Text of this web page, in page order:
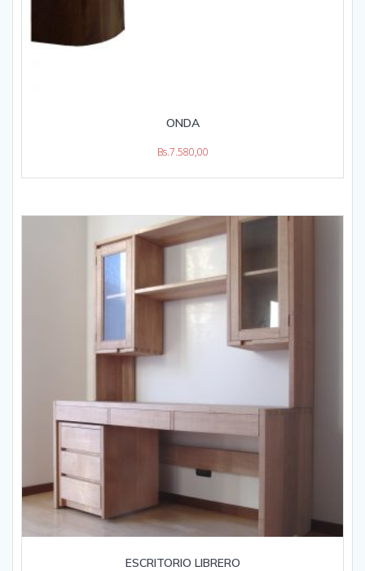
ONDA
Bs.7.580,00
ESCRITORIO LIBRERO